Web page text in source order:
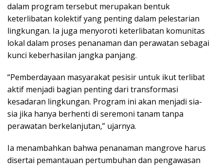
dalam program tersebut merupakan bentuk
keterlibatan kolektif yang penting dalam pelestarian
lingkungan. Ia juga menyoroti keterlibatan komunitas
lokal dalam proses penanaman dan perawatan sebagai
kunci keberhasilan jangka panjang.
“Pemberdayaan masyarakat pesisir untuk ikut terlibat
aktif menjadi bagian penting dari transformasi
kesadaran lingkungan. Program ini akan menjadi sia-
sia jika hanya berhenti di seremoni tanam tanpa
perawatan berkelanjutan,” ujarnya.
Ia menambahkan bahwa penanaman mangrove harus
disertai pemantauan pertumbuhan dan pengawasan